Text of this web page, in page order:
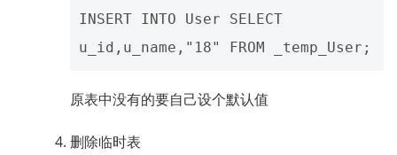
INSERT INTO User SELECT
原表中没有的要自己设个默认值
删除临时表